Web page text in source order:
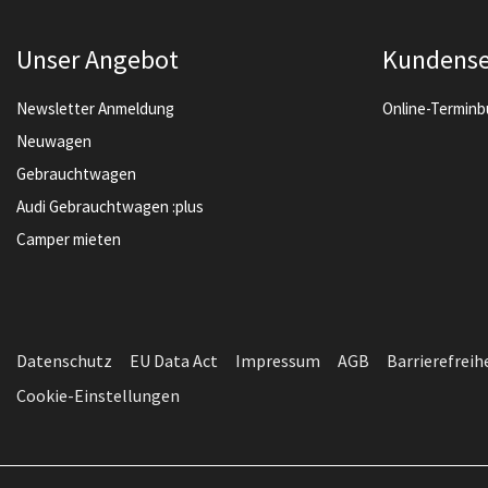
Unser Angebot
Newsletter Anmeldung
Neuwagen
Gebrauchtwagen
Audi Gebrauchtwagen :plus
Camper mieten
Online-
Datenschutz EU Data Act Impressum AGB
Cookie-Einstellungen